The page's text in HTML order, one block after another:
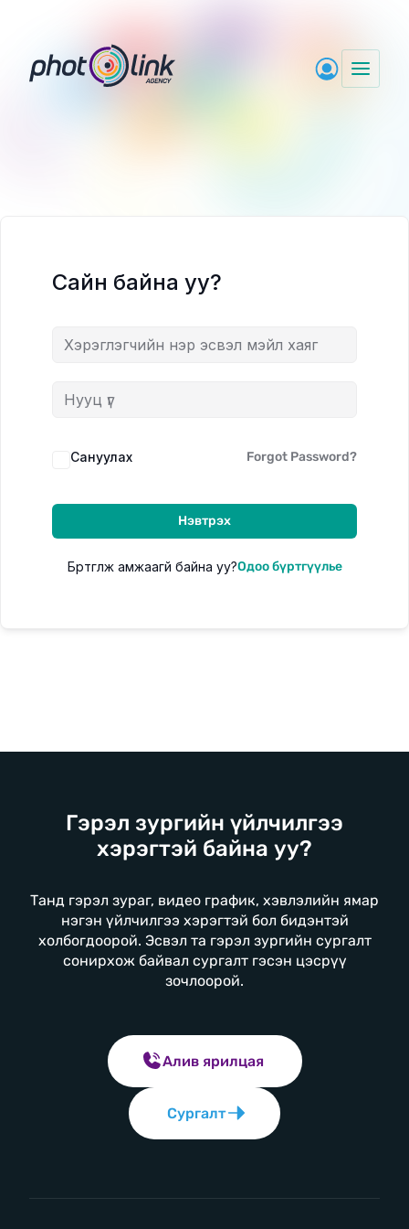
Цаг хугацаа орон зайнаас үл хамааран суралцах
боломжтой цахим сургалт
Сайн байна уу?
Сануулах Forgot Password?
Нэвтрэх
Бүртгүүлж амжаагүй байна уу?Одоо бүртгүүлье
Гэрэл зургийн үйлчилгээ
хэрэгтэй байна уу?
Танд гэрэл зураг, видео график, хэвлэлийн ямар
нэгэн үйлчилгээ хэрэгтэй бол бидэнтэй
холбогдоорой. Эсвэл та гэрэл зургийн сургалт
сонирхож байвал сургалт гэсэн цэсрүү
зочлоорой.
Алив ярилцая
Сургалт